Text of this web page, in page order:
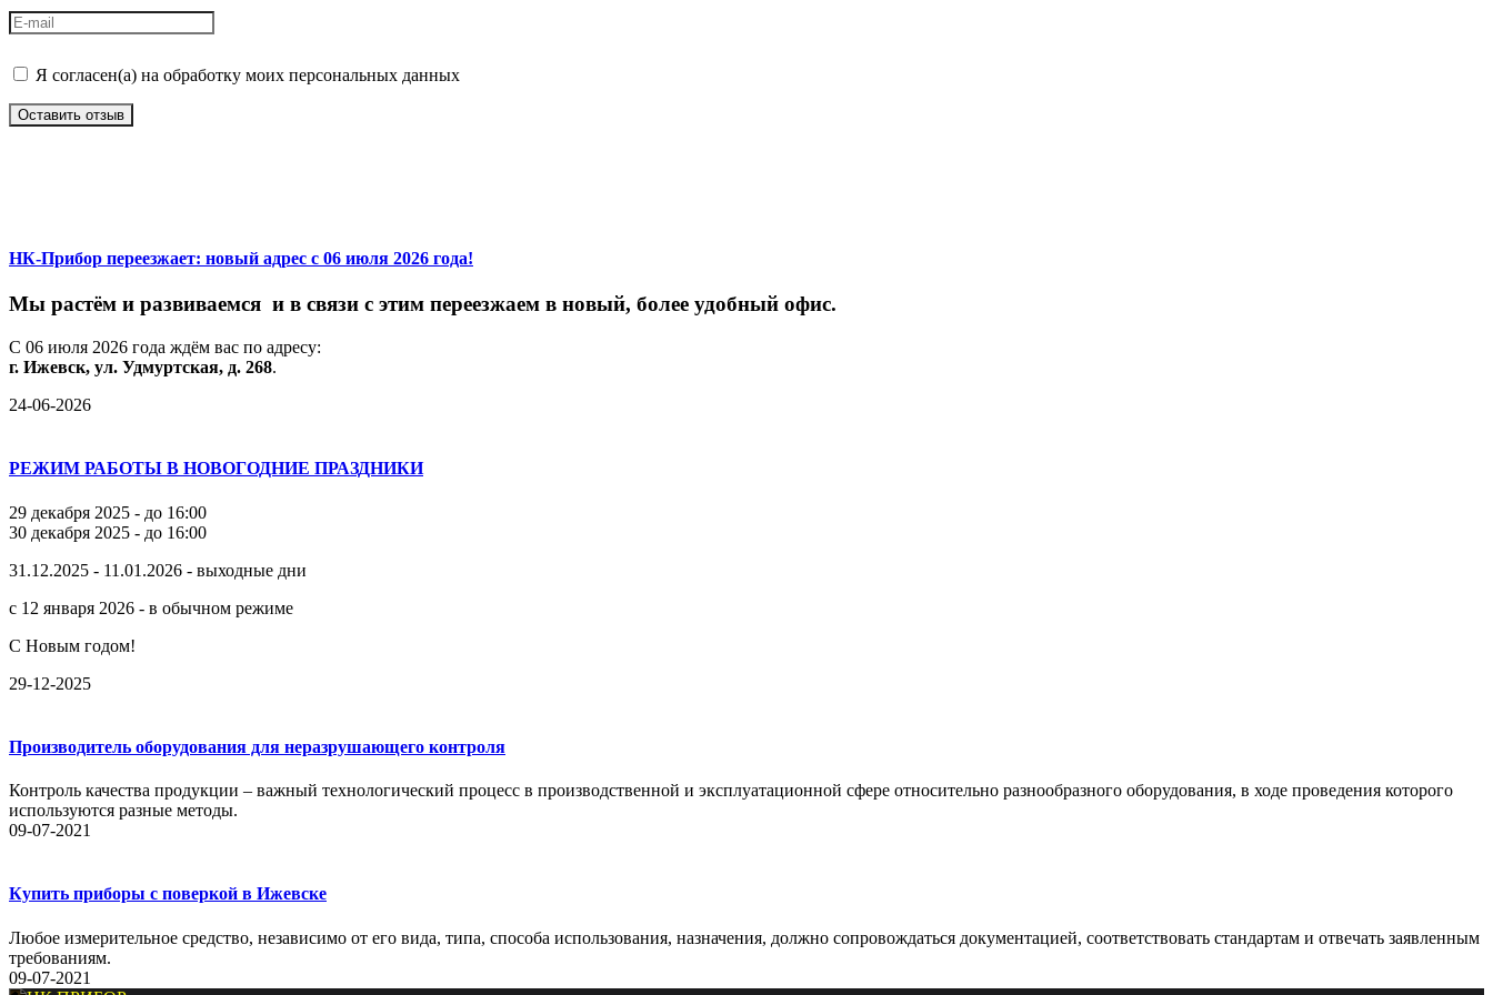
Я согласен(а) на обработку моих персональных данных
Оставить отзыв
НК-Прибор переезжает: новый адрес с 06 июля 2026 года!
Мы растём и развиваемся и в связи с этим переезжаем в новый, более удобный офис.
С 06 июля 2026 года ждём вас по адресу:
г. Ижевск, ул. Удмуртская, д. 268.
24-06-2026
РЕЖИМ РАБОТЫ В НОВОГОДНИЕ ПРАЗДНИКИ
29 декабря 2025 - до 16:00
30 декабря 2025 - до 16:00
31.12.2025 - 11.01.2026 - выходные дни
с 12 января 2026 - в обычном режиме
С Новым годом!
29-12-2025
Производитель оборудования для неразрушающего контроля
Контроль качества продукции – важный технологический процесс в производственной и эксплуатационной сфере относительно разнообразного оборудования, в ходе проведения которого
используются разные методы.
09-07-2021
Купить приборы с поверкой в Ижевске
Любое измерительное средство, независимо от его вида, типа, способа использования, назначения, должно сопровождаться документацией, соответствовать стандартам и отвечать заявленным
требованиям.
09-07-2021